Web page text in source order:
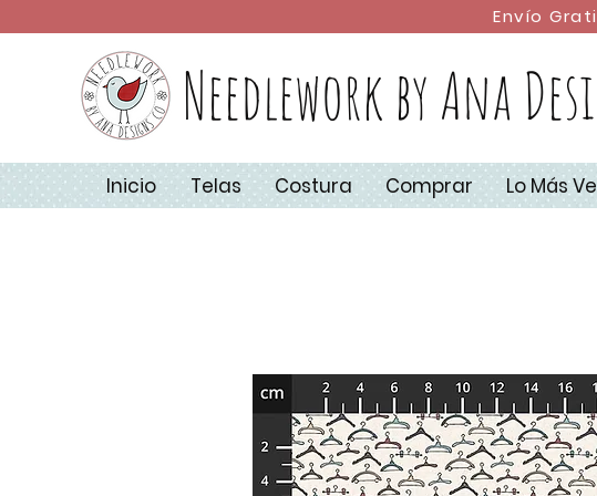
Envío
Needlework by Ana
Inicio Telas Costura Comprar Lo Más